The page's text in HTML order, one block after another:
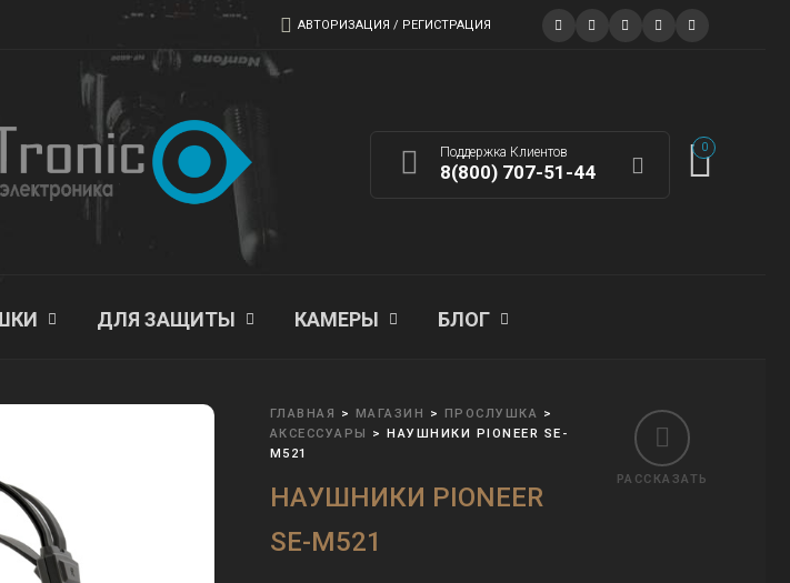
АВТОРИЗАЦИЯ / РЕГИСТРАЦИЯ
Поддержка Клиентов
8(800) 707-51-44
0
ДЛЯ ЗАЩИТЫ КАМЕРЫ БЛОГ
РАССКАЗАТЬ
ГЛАВНАЯ > МАГАЗИН > ПРОСЛУШКА >
АКСЕССУАРЫ
>
НАУШНИКИ PIONEER SE-
M521
НАУШНИКИ PIONEER
SE-M521